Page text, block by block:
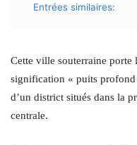
Entrées similaires:
Cette ville souterraine
signification « puits profond
d’un district situés dans la
centrale.